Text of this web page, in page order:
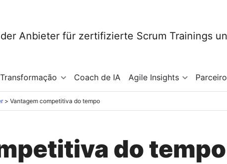
Transformação Coach de IA Agile Insights
Vantagem competitiva do tempo
do tempo